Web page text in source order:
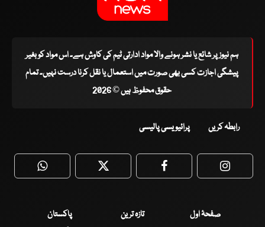
ہم نیوز پر شائع یا نشر ہونے والا مواد ادارتی ٹیم کی کاوش ہے۔ اس مواد کو بغیر
پیشگی اجازت کسی بھی صورت میں استعمال یا نقل کرنا درست نہیں۔ تمام
حقوق محفوظ ہیں © 2026
رابطہ کریں پرائیویسی پالیسی
WhatsApp Twitter Facebook
صفحۂ اول تازہ ترین
پاکستان